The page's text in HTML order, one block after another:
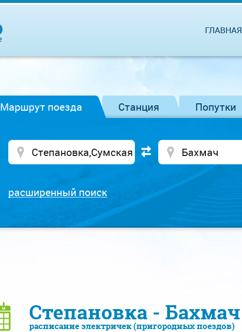
ГЛАВНАЯ
Маршрут поезда Станция Попутки
расширенный поиск
Степановка - Бахмач
расписание электричек (пригородных поездов)